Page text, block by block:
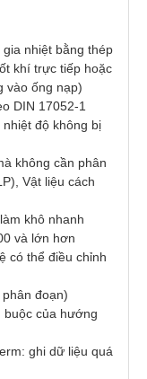
nhiệt bằng thép
khí trực tiếp hoặc
vào ống nạp)
DIN 17052-1
độ không bị
không cần phân
Vật liệu cách
khô nhanh
và lớn hơn
có thể điều chỉnh
đoạn)
buộc của hướng
ghi dữ liệu quá